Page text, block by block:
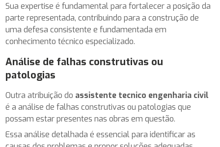
Sua expertise é fundamental para fortalecer a posição da
parte representada, contribuindo para a construção de
uma defesa consistente e fundamentada em
conhecimento técnico especializado.
Análise de falhas construtivas ou
patologias
Outra atribuição do assistente tecnico engenharia civil
é a análise de falhas construtivas ou patologias que
possam estar presentes nas obras em questão.
Essa análise detalhada é essencial para identificar as